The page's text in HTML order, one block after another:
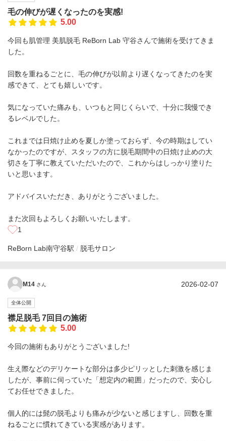
毛の伸びが遅くなったのを実感!
5.00
今回も肌管理 美肌脱毛 ReBorn Lab 守谷さんで施術を受けてきま
した。
回数を重ねるごとに、毛の伸びが以前より遅くなってきたのを実
感できて、とても嬉しいです。
気になっていた痛みも、いつもと同じくらいで、十分に我慢でき
るレベルでした。
これまでは日焼け止めを夏しか塗っておらず、今の時期はしてい
なかったのですが、スタッフの方に脱毛期間中の日焼け止めの大
切さを丁寧に教えていただいたので、これからはしっかり塗りた
いと思います。
アドバイスいただき、ありがとうございました。
また次回もよろしくお願いいたします。
1
ReBorn Lab南守谷駅 脱毛サロン
M14 さん 2026-02-07
全体公開
襟足脱毛 7回目の施術
5.00
今回の施術もありがとうございました!
生え際などのデリケートな部分は多少ピリッとした刺激を感じま
したが、事前に伺っていた「想定内の範囲」だったので、安心し
てお任せできました。
個人的には髭の脱毛よりも痛みが少ないと感じますし、回数を重
ねるごとに慣れてきている実感があります。